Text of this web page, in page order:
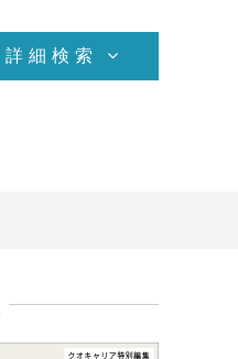
詳細検索